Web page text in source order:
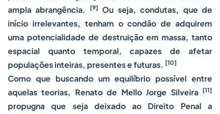
ampla abrangência.
[9] Ou seja, condutas, que de
início irrelevantes, tenham o condão de adquirem
uma potencialidade de destruição em massa, tanto
espacial quanto temporal, capazes de afetar
populações inteiras, presentes e futuras. [10]
Como que buscando um equilíbrio possível entre
aquelas teorias, Renato de Mello Jorge Silveira [11]
propugna que seja deixado ao Direito Penal a